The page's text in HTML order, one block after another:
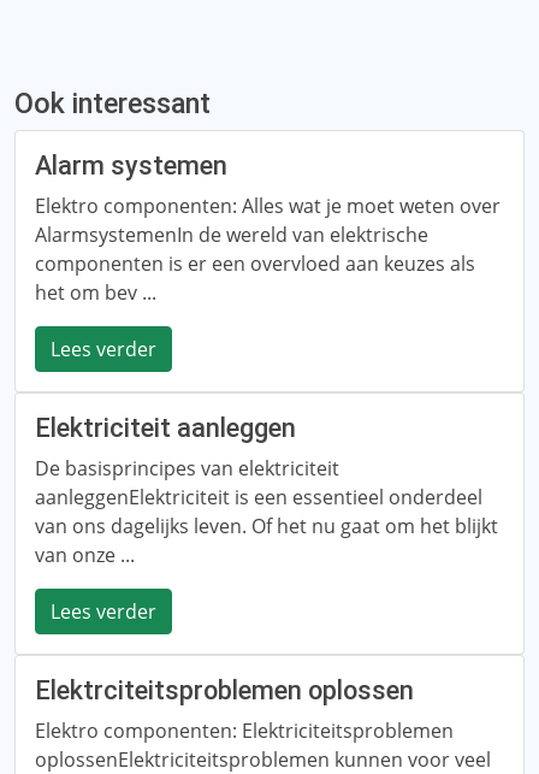
Ook interessant
Alarm systemen
Elektro componenten: Alles wat je moet weten over
AlarmsystemenIn de wereld van elektrische
componenten is er een overvloed aan keuzes als
het om bev ...
Lees verder
Elektriciteit aanleggen
De basisprincipes van elektriciteit
aanleggenElektriciteit is een essentieel onderdeel
van ons dagelijks leven. Of het nu gaat om het blijkt
van onze ...
Lees verder
Elektrciteitsproblemen oplossen
Elektro componenten: Elektriciteitsproblemen
oplossenElektriciteitsproblemen kunnen voor veel